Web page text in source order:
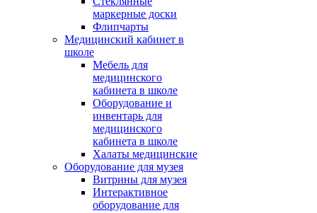
маркерные доски
Флипчарты
Медицинский кабинет в
школе
Мебель для
медицинского
кабинета в школе
Оборудование и
инвентарь для
медицинского
кабинета в школе
Халаты медицинские
Оборудование для музея
Витрины для музея
Интерактивное
оборудование для